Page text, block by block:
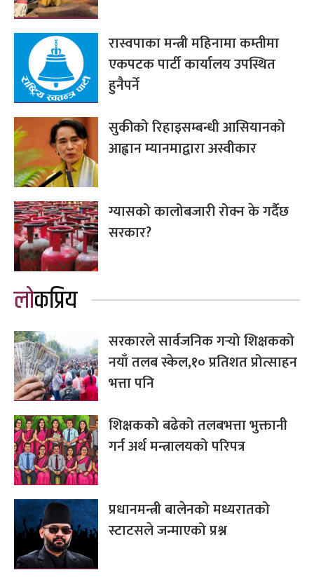
रास्वपाका मन्त्री महिनामा कम्तीमा
एकपटक पार्टी कार्यालय उपस्थित
हुनैपर्ने
सुकीको रिहाइसम्बन्धी आसियानको
आह्वान म्यानमाद्वारा अस्वीकार
ग्यासको कालोबजारी रोक्न के गर्दैछ
सरकार?
लोकप्रिय
सरकारले सार्वजनिक गर्‍यो शिक्षकको
नयाँ तलब स्केल,१० प्रतिशत प्रोत्साहन
भत्ता पनि
शिक्षकको बढेको तलबभत्ता भुक्तानी
गर्न अर्थ मन्त्रालयको परिपत्र
प्रधानमन्त्री बालेनको मध्यरातको
स्टाटसले जन्माएको प्रश्न